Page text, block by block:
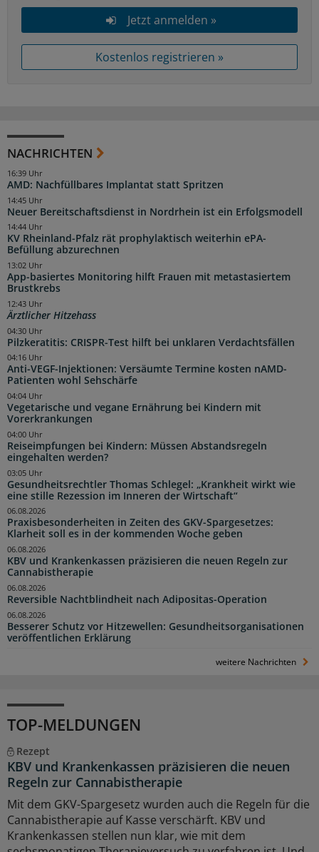
Jetzt anmelden »
Kostenlos registrieren »
NACHRICHTEN
AMD: Nachfüllbares Implantat statt Spritzen
16:39 Uhr
Neuer Bereitschaftsdienst in Nordrhein ist ein Erfolgsmodell
14:45 Uhr
KV Rheinland-Pfalz rät prophylaktisch weiterhin ePA-
Befüllung abzurechnen
14:44 Uhr
App-basiertes Monitoring hilft Frauen mit metastasiertem
Brustkrebs
13:02 Uhr
Ärztlicher Hitzehass
12:43 Uhr
Pilzkeratitis: CRISPR-Test hilft bei unklaren Verdachtsfällen
04:30 Uhr
Anti-VEGF-Injektionen: Versäumte Termine kosten nAMD-
Patienten wohl Sehschärfe
04:16 Uhr
Vegetarische und vegane Ernährung bei Kindern mit
Vorerkrankungen
04:04 Uhr
Reiseimpfungen bei Kindern: Müssen Abstandsregeln
eingehalten werden?
04:00 Uhr
Gesundheitsrechtler Thomas Schlegel: „Krankheit wirkt wie
eine stille Rezession im Inneren der Wirtschaft“
03:05 Uhr
Praxisbesonderheiten in Zeiten des GKV-Spargesetzes:
Klarheit soll es in der kommenden Woche geben
06.08.2026
KBV und Krankenkassen präzisieren die neuen Regeln zur
Cannabistherapie
06.08.2026
Reversible Nachtblindheit nach Adipositas-Operation
06.08.2026
Besserer Schutz vor Hitzewellen: Gesundheitsorganisationen
veröffentlichen Erklärung
06.08.2026
weitere Nachrichten
TOP-MELDUNGEN
Rezept
KBV und Krankenkassen präzisieren die neuen
Regeln zur Cannabistherapie
Mit dem GKV-Spargesetz wurden auch die Regeln für die
Cannabistherapie auf Kasse verschärft. KBV und
Krankenkassen stellen nun klar, wie mit dem